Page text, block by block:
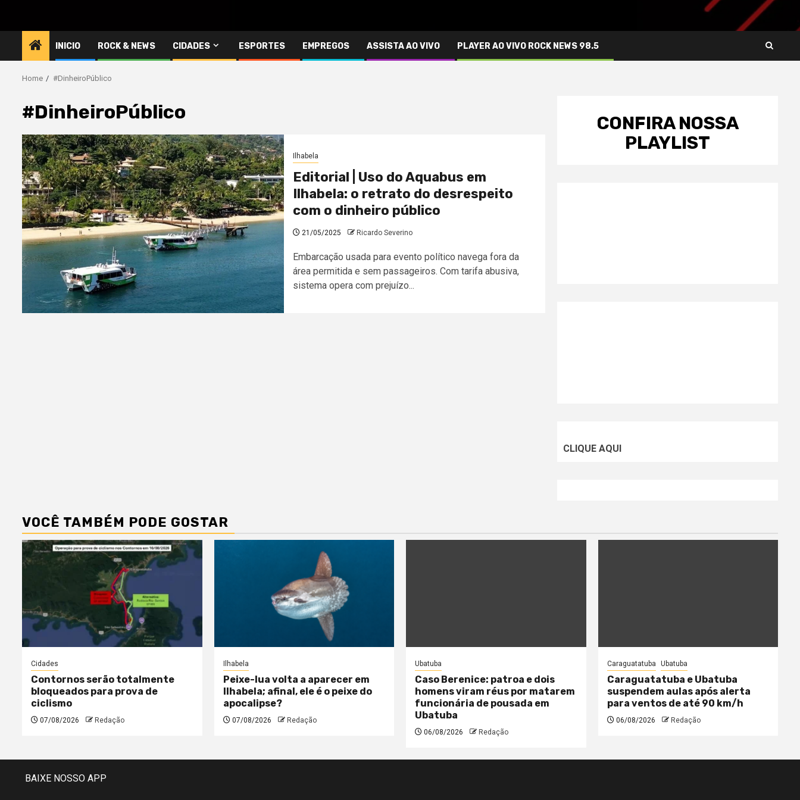
INICIO ROCK & NEWS CIDADES ESPORTES EMPREGOS ASSISTA AO VIVO PLAYER AO VIVO ROCK NEWS 98.5
Home #DinheiroPúblico
#DinheiroPúblico
Ilhabela
Editorial | Uso do Aquabus em
Ilhabela: o retrato do desrespeito
com o dinheiro público
21/05/2025 Ricardo Severino
Embarcação usada para evento político navega fora da
área permitida e sem passageiros. Com tarifa abusiva,
sistema opera com prejuízo...
CONFIRA NOSSA
PLAYLIST
CLIQUE AQUI
VOCÊ TAMBÉM PODE GOSTAR
Cidades
Contornos serão totalmente
bloqueados para prova de
ciclismo
07/08/2026 Redação
Ilhabela
Peixe-lua volta a aparecer em
Ilhabela; afinal, ele é o peixe do
apocalipse?
07/08/2026 Redação
Ubatuba
Caso Berenice: patroa e dois
homens viram réus por matarem
funcionária de pousada em
Ubatuba
06/08/2026 Redação
Caraguatatuba Ubatuba
Caraguatatuba e Ubatuba
suspendem aulas após alerta
para ventos de até 90 km/h
06/08/2026 Redação
BAIXE NOSSO APP